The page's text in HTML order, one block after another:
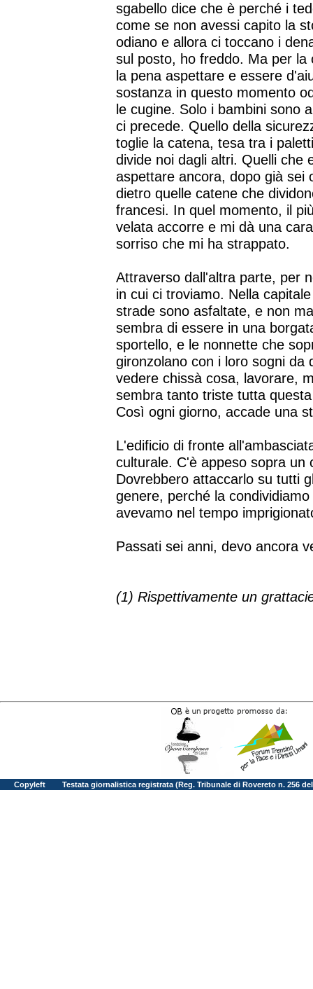
sgabello dice che è perché i
come se non avessi capito la
odiano e allora ci toccano i
sul posto, ho freddo. Ma per la
la pena aspettare e essere
sostanza in questo momento
le cugine. Solo i bambini sono
ci precede. Quello della
toglie la catena, tesa tra i
divide noi dagli altri. Quelli che
aspettare ancora, dopo già sei
dietro quelle catene che
francesi. In quel momento, il
velata accorre e mi dà una
sorriso che mi ha strappato.
Attraverso dall'altra parte, per
in cui ci troviamo. Nella
strade sono asfaltate, e non
sembra di essere in una
sportello, e le nonnette che
gironzolano con i loro sogni da
vedere chissà cosa, lavorare,
sembra tanto triste tutta
Così ogni giorno, accade una
L'edificio di fronte
culturale. C'è appeso sopra un
Dovrebbero attaccarlo su tutti
genere, perché la
avevamo nel tempo
Passati sei anni, devo ancora
(1) Rispettivamente un
Copyleft Testata giornalistica registrata (Reg. Tribunale di Rovereto n. 256